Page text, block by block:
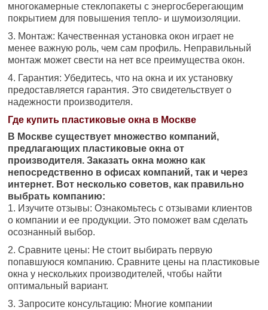
многокамерные стеклопакеты с энергосберегающим
покрытием для повышения тепло- и шумоизоляции.
3. Монтаж: Качественная установка окон играет не
менее важную роль, чем сам профиль. Неправильный
монтаж может свести на нет все преимущества окон.
4. Гарантия: Убедитесь, что на окна и их установку
предоставляется гарантия. Это свидетельствует о
надежности производителя.
Где купить пластиковые окна в Москве
В Москве существует множество компаний,
предлагающих пластиковые окна от
производителя. Заказать окна можно как
непосредственно в офисах компаний, так и через
интернет. Вот несколько советов, как правильно
выбрать компанию:
1. Изучите отзывы: Ознакомьтесь с отзывами клиентов
о компании и ее продукции. Это поможет вам сделать
осознанный выбор.
2. Сравните цены: Не стоит выбирать первую
попавшуюся компанию. Сравните цены на пластиковые
окна у нескольких производителей, чтобы найти
оптимальный вариант.
3. Запросите консультацию: Многие компании